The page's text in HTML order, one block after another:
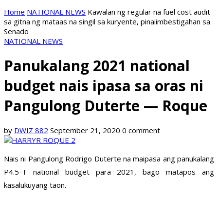
Home NATIONAL NEWS Kawalan ng regular na fuel cost audit
sa gitna ng mataas na singil sa kuryente, pinaiimbestigahan sa
Senado
NATIONAL NEWS
Panukalang 2021 national
budget nais ipasa sa oras ni
Pangulong Duterte — Roque
by DWIZ 882 September 21, 2020 0 comment
Nais ni Pangulong Rodrigo Duterte na maipasa ang panukalang
P4.5-T national budget para 2021, bago matapos ang
kasalukuyang taon.